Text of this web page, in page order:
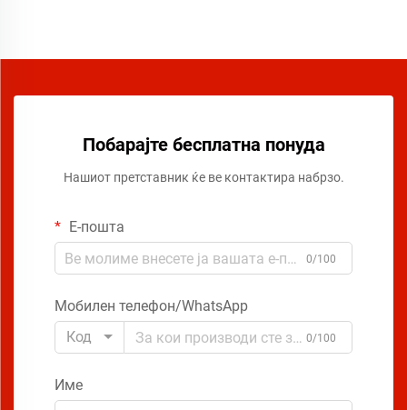
Побарајте бесплатна понуда
Нашиот претставник ќе ве контактира набрзо.
Е-пошта
0/100
Мобилен телефон/WhatsApp
Код
0/100
Име